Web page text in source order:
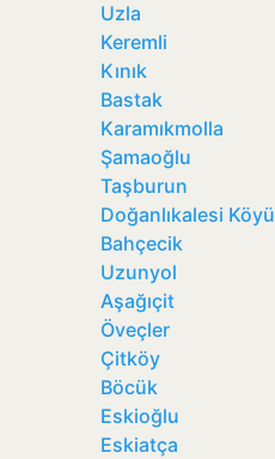
Uzla
Keremli
Kınık
Bastak
Karamıkmolla
Şamaoğlu
Taşburun
Doğanlıkalesi Köyü
Bahçecik
Uzunyol
Aşağıçit
Öveçler
Çitköy
Böcük
Eskioğlu
Eskiatça